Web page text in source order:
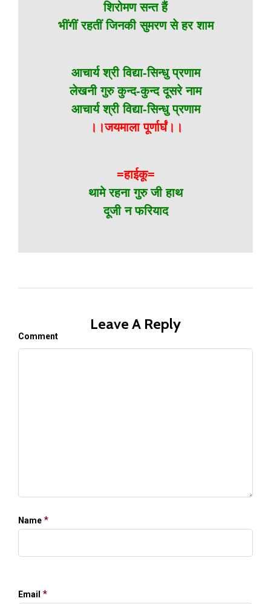
शिरोमण सन्त हैं
भींगीं रहतीं जिनकी सुमरण से हर शाम
आचार्य श्री विद्या-सिन्धु प्रणाम
लेखनी गुरु कुन्द-कुन्द दूसरे नाम
आचार्य श्री विद्या-सिन्धु प्रणाम
।।जयमाला पूर्णार्घं।।
=हाईकू=
थामे रहना गुरु जी हाथ
दूजी न फरियाद
Leave A Reply
Comment
Name *
Email *